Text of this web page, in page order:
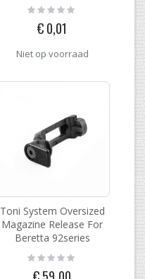
Rating:
0%
€ 0,01
Niet op voorraad
Toni System Oversized
Magazine Release For
Beretta 92series
Rating: